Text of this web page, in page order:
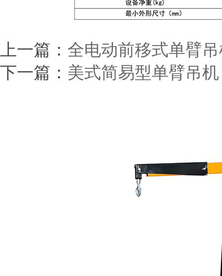
上一篇： 全电动前移式单臂
下一篇： 美式简易型单臂吊机